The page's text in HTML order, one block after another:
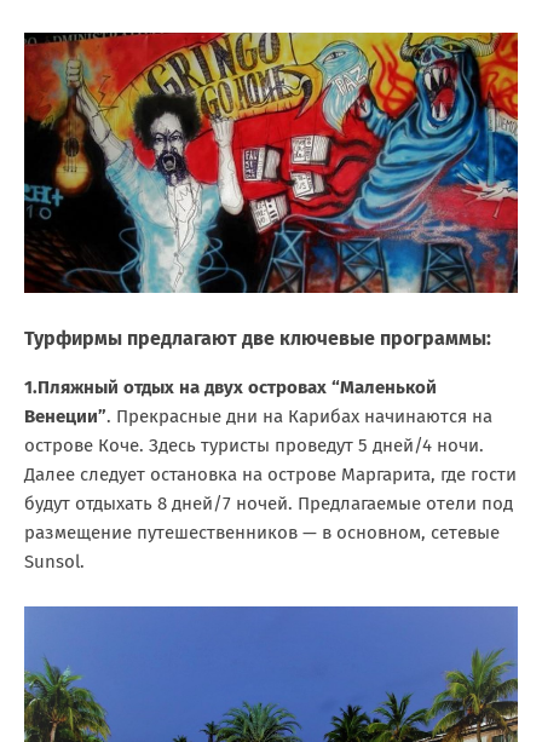
Турфирмы предлагают две ключевые программы:
1.Пляжный отдых на двух островах “Маленькой
Венеции”. Прекрасные дни на Карибах начинаются на
острове Коче. Здесь туристы проведут 5 дней/4 ночи.
Далее следует остановка на острове Маргарита, где гости
будут отдыхать 8 дней/7 ночей. Предлагаемые отели под
размещение путешественников — в основном, сетевые
Sunsol.